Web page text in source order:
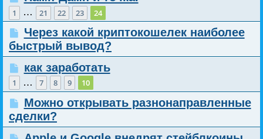
1 … 21 22 23 24
Через какой криптокошелек наиболее
быстрый вывод?
как заработать
1 … 7 8 9 10
Можно открывать разнонаправленные
сделки?